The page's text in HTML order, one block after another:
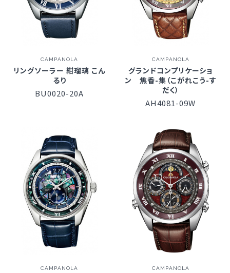
CAMPANOLA
リングソーラー 紺瑠璃 こん
るり
BU0020-20A
CAMPANOLA
グランドコンプリケーショ
ン 焦⾹-集（こがれこう-す
だく）
AH4081-09W
CAMPANOLA CAMPANOLA